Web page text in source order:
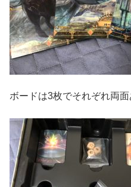
ボードは3枚でそれぞれ両面